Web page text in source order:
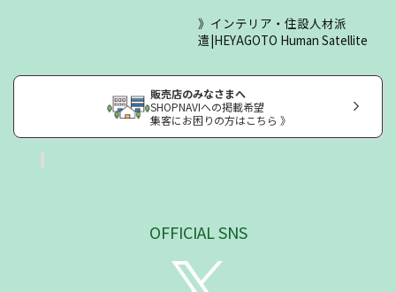
インテリア・住設人材派
遣|HEYAGOTO Human Satellite
販売店のみなさまへ
SHOPNAVIへの掲載希望
集客にお困りの方はこちら 》
OFFICIAL SNS